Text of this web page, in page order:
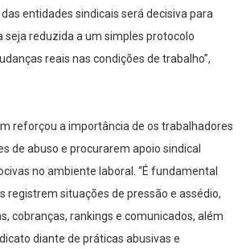
entidades sindicais será decisiva para
seja reduzida a um simples protocolo
reais nas condições de trabalho”,
reforçou a importância de os trabalhadores
de abuso e procurarem apoio sindical
no ambiente laboral. “É fundamental
registrem situações de pressão e assédio,
cobranças, rankings e comunicados, além
diante de práticas abusivas e